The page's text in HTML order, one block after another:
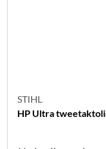
STIHL
HP Ultra